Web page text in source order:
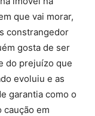
que vai morar,
constrangedor
gosta de ser
do prejuízo que
evoluiu e as
garantia como o
caução em